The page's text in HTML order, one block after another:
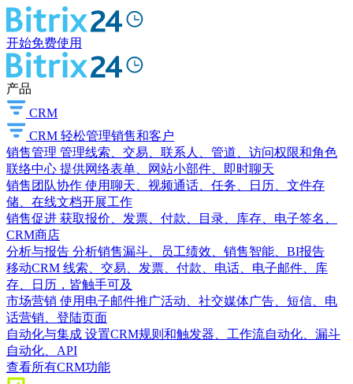
开始免费使用
产品
CRM
CRM 轻松管理销售和客户
销售管理 管理线索、交易、联系人、管道、访问权限和角色
联络中心 提供网络表单、网站小部件、即时聊天
销售团队协作 使用聊天、视频通话、任务、日历、文件存
储、在线文档开展工作
销售促进 获取报价、发票、付款、目录、库存、电子签名、
CRM商店
分析与报告 分析销售漏斗、员工绩效、销售智能、BI报告
移动CRM 线索、交易、发票、付款、电话、电子邮件、库
存、日历，皆触手可及
市场营销 使用电子邮件推广活动、社交媒体广告、短信、电
话营销、登陆页面
自动化与集成 设置CRM规则和触发器、工作流自动化、漏斗
自动化、API
查看所有CRM功能